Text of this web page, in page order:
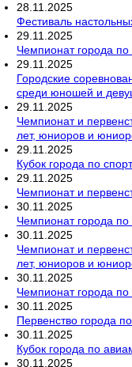
28 11 2025
Фестиваль
29 11 2025
Чемпионат города
29 11 2025
Городские
среди юношей и
29 11 2025
Чемпионат и
лет, юниоров и
29 11 2025
Кубок города по
29 11 2025
Чемпионат и
30 11 2025
Чемпионат города
30 11 2025
Чемпионат и
лет, юниоров и
30 11 2025
Чемпионат города по
30 11 2025
Первенство города
30 11 2025
Кубок города по
30 11 2025